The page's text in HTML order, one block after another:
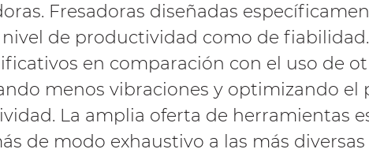
Fresadoras diseñadas
de productividad como de fiabilidad.
en comparación con el uso de
menos vibraciones y optimizando
La amplia oferta de herramientas
de modo exhaustivo a las más